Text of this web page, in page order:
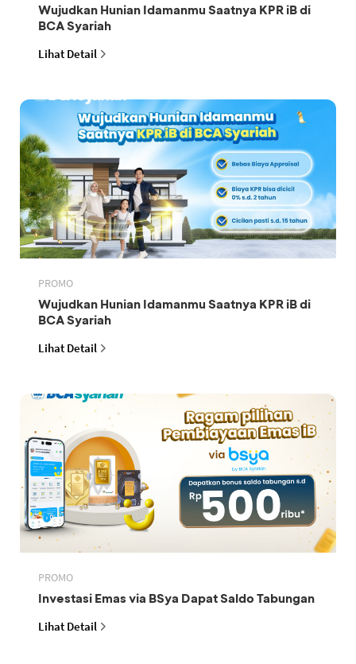
Wujudkan Hunian Idamanmu Saatnya KPR iB di
BCA Syariah
Lihat Detail
PROMO
Wujudkan Hunian Idamanmu Saatnya KPR iB di
BCA Syariah
Lihat Detail
PROMO
Investasi Emas via BSya Dapat Saldo Tabungan
Lihat Detail